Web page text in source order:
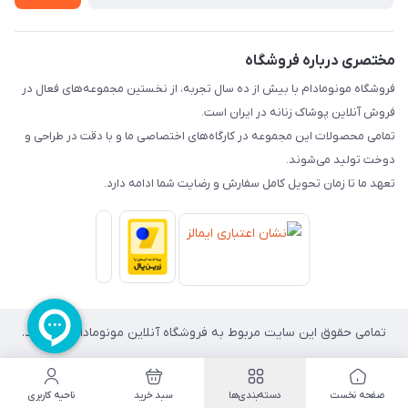
مختصری درباره فروشگاه
فروشگاه مونومادام با بیش از ده سال تجربه، از نخستین مجموعه‌های فعال در
فروش آنلاین پوشاک زنانه در ایران است.
تمامی محصولات این مجموعه در کارگاه‌های اختصاصی ما و با دقت در طراحی و
دوخت تولید می‌شوند.
تعهد ما تا زمان تحویل کامل سفارش و رضایت شما ادامه دارد.
تمامی حقوق این سایت مربوط به فروشگاه آنلاین مونومادام می باشد.
صفحه نخست دسته‌بندی‌ها سبد خرید ناحیه کاربری